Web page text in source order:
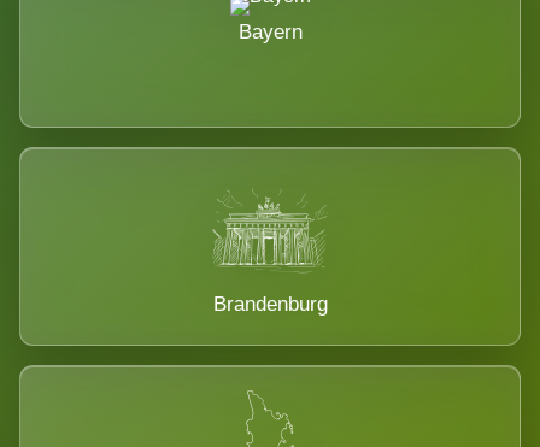
Bayern
Brandenburg